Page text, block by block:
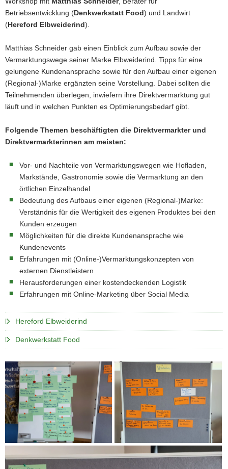
Betriebsentwicklung (Denkwerkstatt Food) und Landwirt
(Hereford Elbweiderind).
Matthias Schneider gab einen Einblick zum Aufbau sowie der
Vermarktungswege seiner Marke Elbweiderind. Tipps für eine
gelungene Kundenansprache sowie für den Aufbau einer eigenen
(Regional-)Marke ergänzten seine Vorstellung. Dabei sollten die
Teilnehmenden überlegen, inwiefern ihre Direktvermarktung gut
läuft und in welchen Punkten es Optimierungsbedarf gibt.
Folgende Themen beschäftigten die Direktvermarkter und
Direktvermarkterinnen am meisten:
Vor- und Nachteile von Vermarktungswegen wie Hofladen,
Markstände, Gastronomie sowie die Vermarktung an den
örtlichen Einzelhandel
Bedeutung des Aufbaus einer eigenen (Regional-)Marke:
Verständnis für die Wertigkeit des eigenen Produktes bei den
Kunden erzeugen
Möglichkeiten für die direkte Kundenansprache wie
Kundenevents
Erfahrungen mit (Online-)Vermarktungskonzepten von
externen Dienstleistern
Herausforderungen einer kostendeckenden Logistik
Erfahrungen mit Online-Marketing über Social Media
Hereford Elbweiderind
Denkwerkstatt Food